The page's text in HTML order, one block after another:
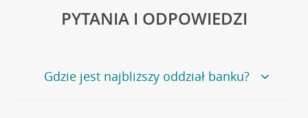
PYTANIA I ODPOWIEDZI
Gdzie jest najbliższy oddział banku?